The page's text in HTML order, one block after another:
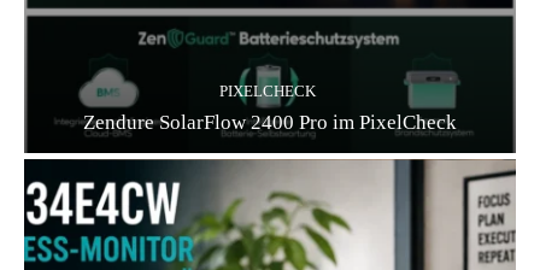
PIXELCHECK
Zendure SolarFlow 2400 Pro im PixelCheck